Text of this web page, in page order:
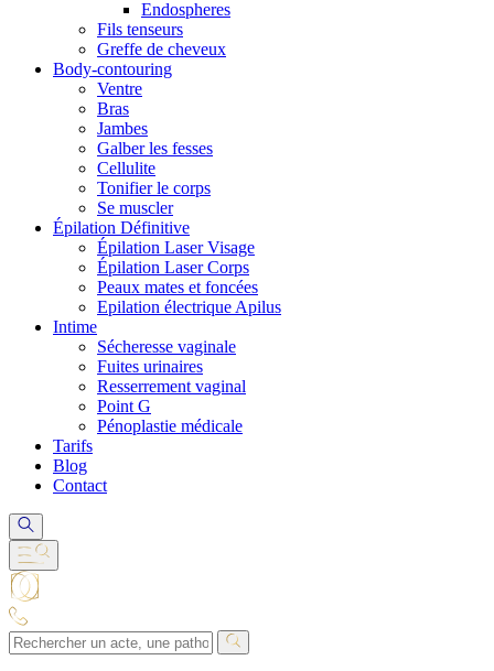
Endospheres
Fils tenseurs
Greffe de cheveux
Body-contouring
Ventre
Bras
Jambes
Galber les fesses
Cellulite
Tonifier le corps
Se muscler
Épilation Définitive
Épilation Laser Visage
Épilation Laser Corps
Peaux mates et foncées
Epilation électrique Apilus
Intime
Sécheresse vaginale
Fuites urinaires
Resserrement vaginal
Point G
Pénoplastie médicale
Tarifs
Blog
Contact